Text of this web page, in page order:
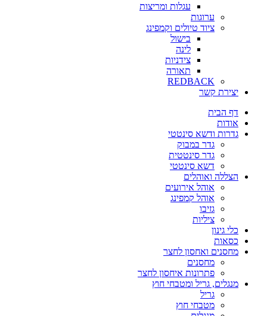
עגלות ומריצות
ערוגות
ציוד טיולים וקמפינג
בישול
לינה
צידניות
תאורה
REDBACK
יצירת קשר
דף הבית
אודות
גדרות ודשא סינטטי
גדר במבוק
גדר סינטטית
דשא סינטטי
הצללה ואוהלים
אוהל אירועים
אוהל קמפינג
גזיבו
ציליות
כלי גינון
כסאות
מחסנים ואחסון לחצר
מחסנים
פתרונות איחסון לחצר
מנגלים, גריל ומטבחי חוץ
גריל
מטבחי חוץ